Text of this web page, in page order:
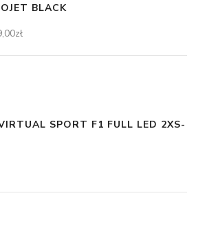
BLACK
zł
SPORT F1 FULL LED 2XS-